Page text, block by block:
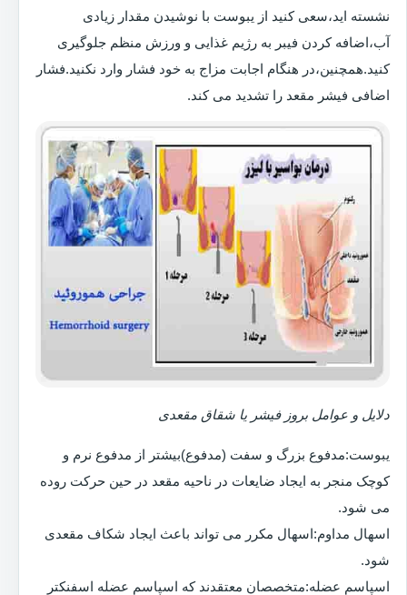
نشسته اید،سعی کنید از یبوست با نوشیدن مقدار زیادی
آب،اضافه کردن فیبر به رژیم غذایی و ورزش منظم جلوگیری
کنید.همچنین،در هنگام اجابت مزاج به خود فشار وارد نکنید.فشار
اضافی فیشر مقعد را تشدید می کند.
دلایل و عوامل بروز فیشر یا شقاق مقعدی
یبوست:مدفوع بزرگ و سفت (مدفوع)بیشتر از مدفوع نرم و
کوچک منجر به ایجاد ضایعات در ناحیه مقعد در حین حرکت روده
می شود.
اسهال مداوم:اسهال مکرر می تواند باعث ایجاد شکاف مقعدی
شود.
اسپاسم عضله:متخصصان معتقدند که اسپاسم عضله اسفنکتر